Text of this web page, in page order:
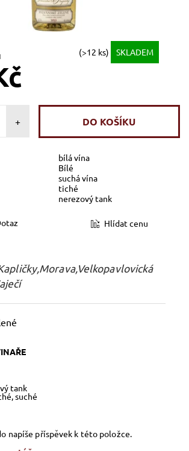
(>12 ks) SKLADEM
+
bílá vína
Bílé
suchá vína
tiché
nerezový tank
Hlídat cenu
tank
suché
napíše příspěvek k této položce.